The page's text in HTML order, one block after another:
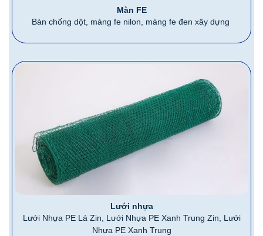
Màn FE
Bàn chống dột, màng fe nilon, màng fe đen xây dựng
Lưới nhựa
Lưới Nhựa PE Lá Zin, Lưới Nhựa PE Xanh Trung Zin, Lưới
Nhựa PE Xanh Trung